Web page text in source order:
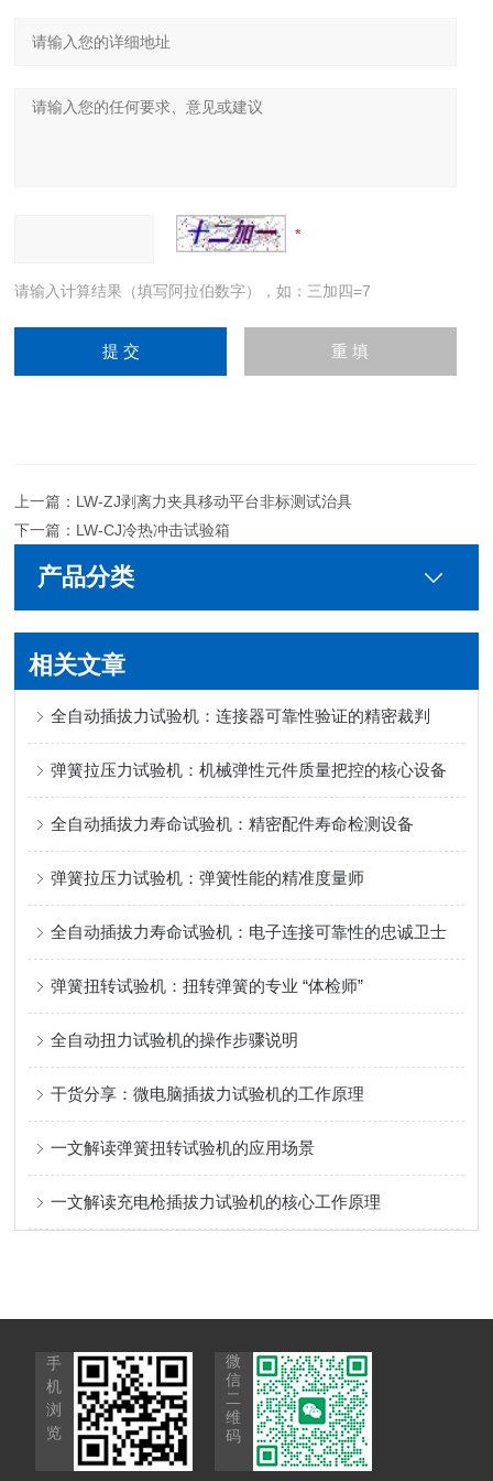
请输入计算结果（填写阿拉伯数字），如：三加四=7
上一篇： LW-ZJ剥离力夹具移动平台非标测试治具
下一篇： LW-CJ冷热冲击试验箱
产品分类
相关文章
全自动插拔力试验机：连接器可靠性验证的精密裁判
弹簧拉压力试验机：机械弹性元件质量把控的核心设备
全自动插拔力寿命试验机：精密配件寿命检测设备
弹簧拉压力试验机：弹簧性能的精准度量师
全自动插拔力寿命试验机：电子连接可靠性的忠诚卫士
弹簧扭转试验机：扭转弹簧的专业 “体检师”
全自动扭力试验机的操作步骤说明
干货分享：微电脑插拔力试验机的工作原理
一文解读弹簧扭转试验机的应用场景
一文解读充电枪插拔力试验机的核心工作原理
手
机
浏
览
微
信
二
维
码